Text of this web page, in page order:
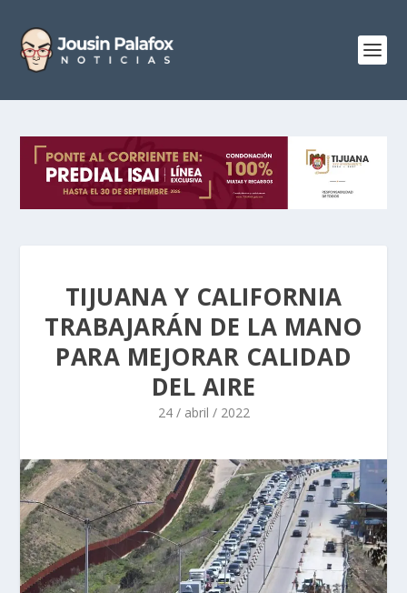
TIJUANA Y CALIFORNIA
TRABAJARÁN DE LA MANO
PARA MEJORAR CALIDAD
DEL AIRE
24 / abril / 2022